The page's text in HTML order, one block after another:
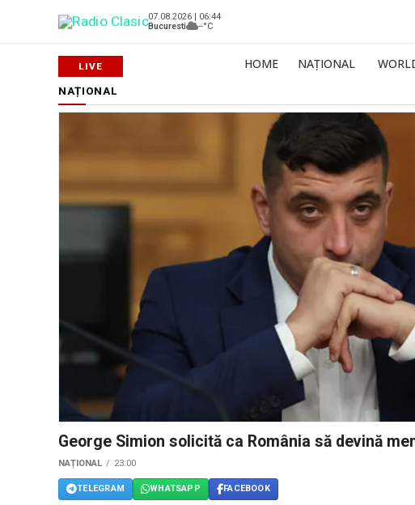
07.08.2026 | 06:44
Bucuresti
--°C
HOME NAȚIONAL
NAȚIONAL
George Simion solicită ca România să devină
NAȚIONAL 23:00
TELEGRAM WHATSAPP FACEBOOK